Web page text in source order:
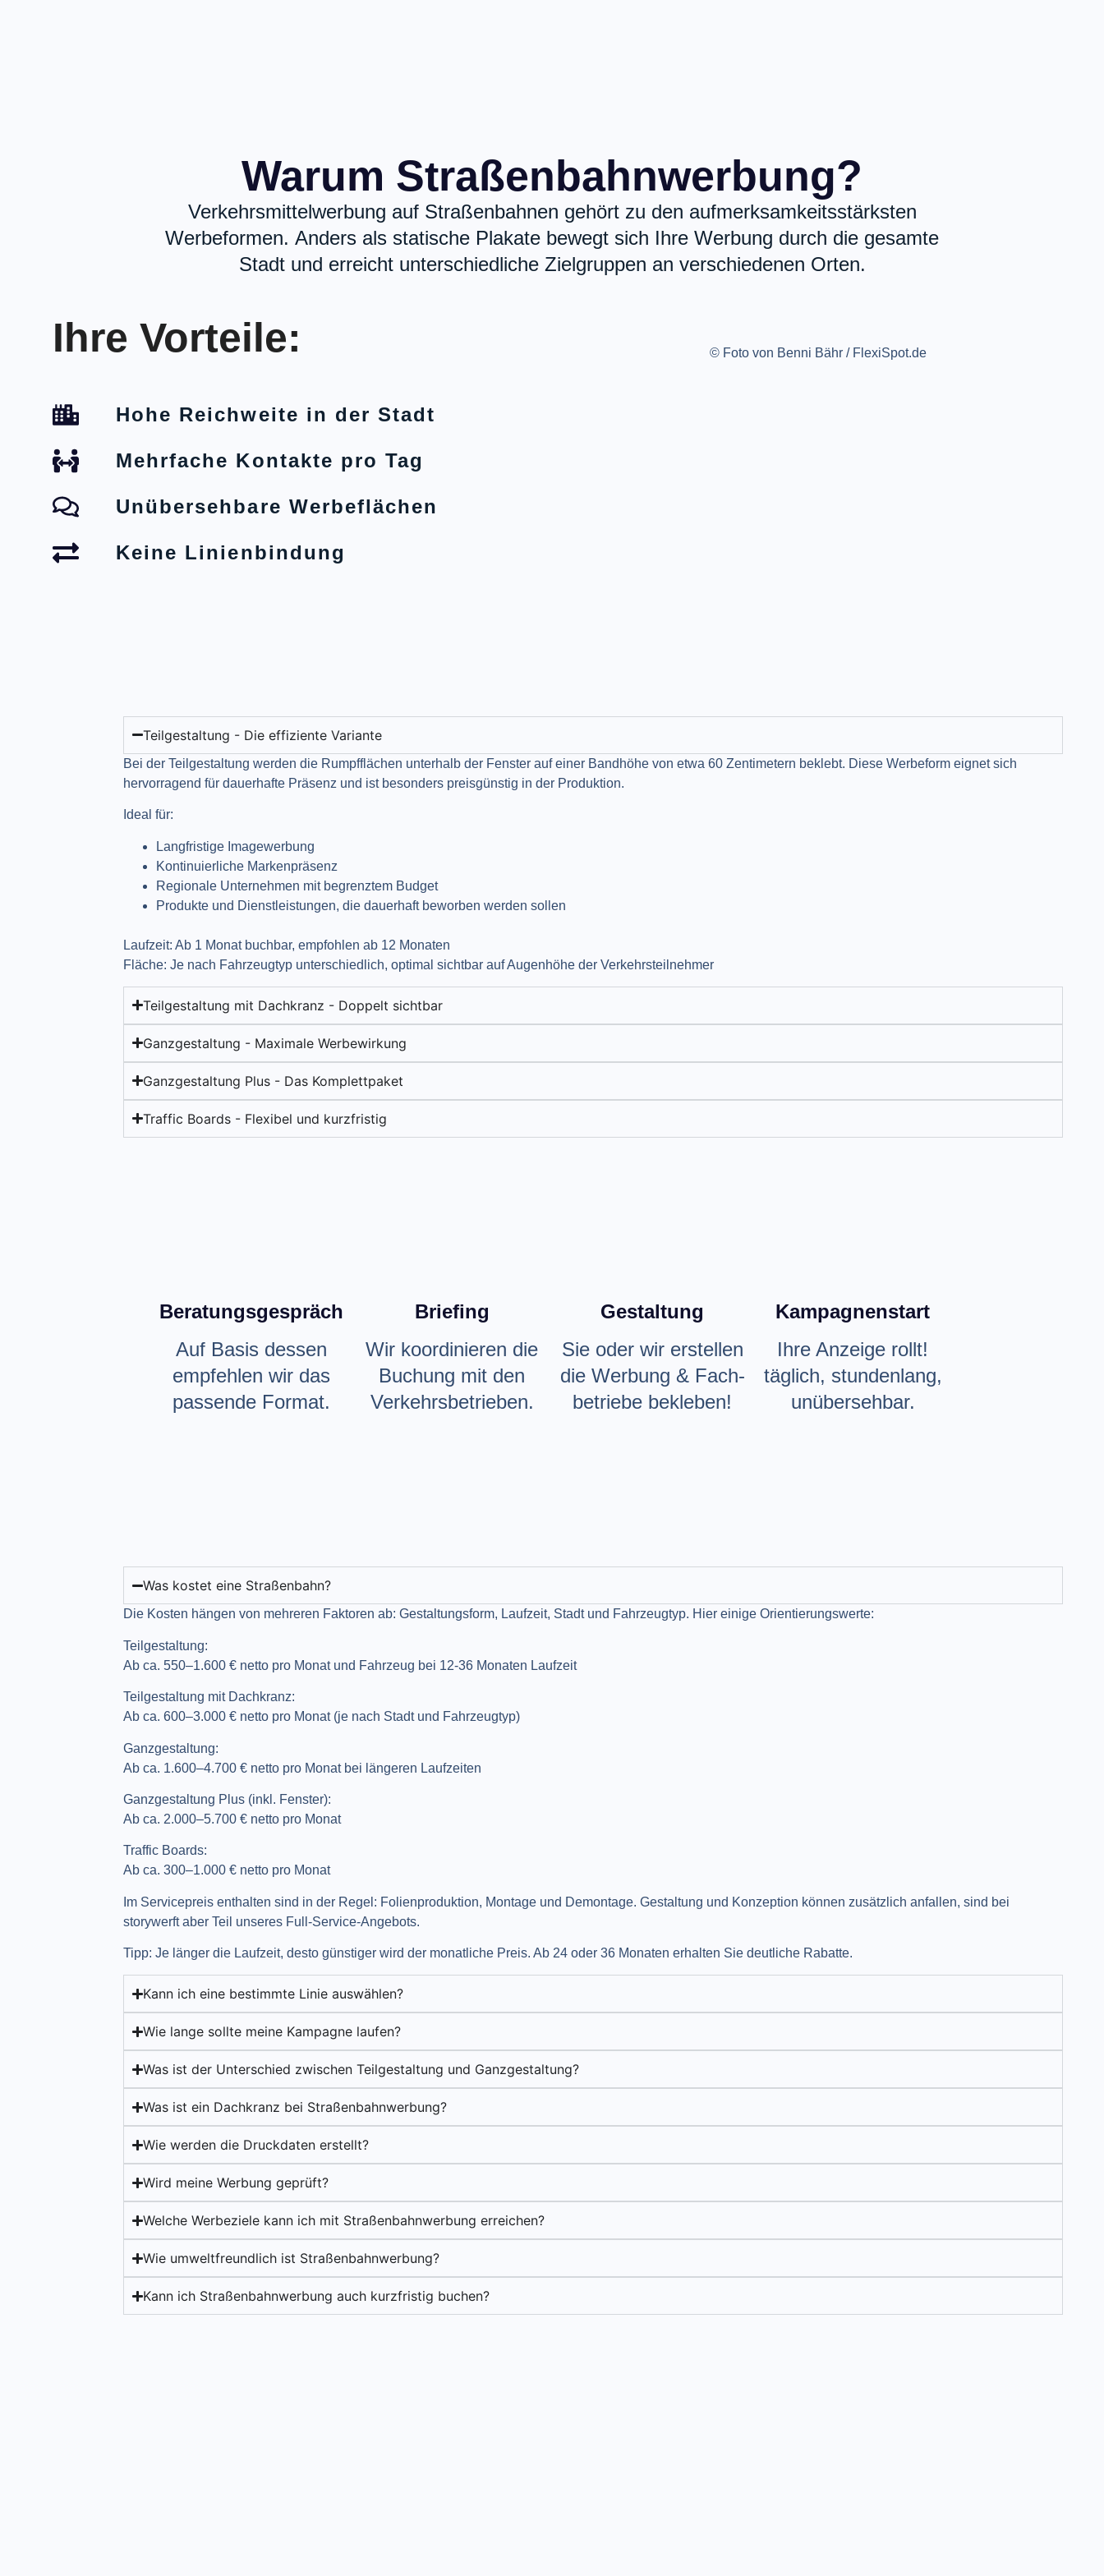
Warum Straßenbahnwerbung?
Verkehrsmittelwerbung auf Straßenbahnen gehört zu den aufmerksamkeitsstärksten
Werbeformen. Anders als statische Plakate bewegt sich Ihre Werbung durch die gesamte
Stadt und erreicht unterschiedliche Zielgruppen an verschiedenen Orten.
Ihre Vorteile:
Hohe Reichweite in der Stadt
Mehrfache Kontakte pro Tag
Unübersehbare Werbeflächen
Keine Linienbindung
© Foto von Benni Bähr / FlexiSpot.de
Teilgestaltung - Die effiziente Variante
Bei der Teilgestaltung werden die Rumpfflächen unterhalb der Fenster auf einer Bandhöhe von etwa 60 Zentimetern beklebt. Diese Werbeform eignet sich
hervorragend für dauerhafte Präsenz und ist besonders preisgünstig in der Produktion.​
Ideal für:
Langfristige Imagewerbung
Kontinuierliche Markenpräsenz
Regionale Unternehmen mit begrenztem Budget
Produkte und Dienstleistungen, die dauerhaft beworben werden sollen
Laufzeit: Ab 1 Monat buchbar, empfohlen ab 12 Monaten
Fläche: Je nach Fahrzeugtyp unterschiedlich, optimal sichtbar auf Augenhöhe der Verkehrsteilnehmer
Teilgestaltung mit Dachkranz - Doppelt sichtbar
Ganzgestaltung - Maximale Werbewirkung
Ganzgestaltung Plus - Das Komplettpaket
Traffic Boards - Flexibel und kurzfristig
Beratungsgespräch
Auf Basis dessen
empfehlen wir das
passende Format.
Briefing
Wir koordinieren die
Buchung mit den
Verkehrsbetrieben.
Gestaltung
Sie oder wir erstellen
die Werbung & Fach-
betriebe bekleben!
Kampagnenstart
Ihre Anzeige rollt!
täglich, stundenlang,
unübersehbar.
Was kostet eine Straßenbahn?
Die Kosten hängen von mehreren Faktoren ab: Gestaltungsform, Laufzeit, Stadt und Fahrzeugtyp. Hier einige Orientierungswerte:
Teilgestaltung:
Ab ca. 550–1.600 € netto pro Monat und Fahrzeug bei 12-36 Monaten Laufzeit​
Teilgestaltung mit Dachkranz:
Ab ca. 600–3.000 € netto pro Monat (je nach Stadt und Fahrzeugtyp)​
Ganzgestaltung:
Ab ca. 1.600–4.700 € netto pro Monat bei längeren Laufzeiten​
Ganzgestaltung Plus (inkl. Fenster):
Ab ca. 2.000–5.700 € netto pro Monat​
Traffic Boards:
Ab ca. 300–1.000 € netto pro Monat​
Im Servicepreis enthalten sind in der Regel: Folienproduktion, Montage und Demontage. Gestaltung und Konzeption können zusätzlich anfallen, sind bei
storywerft aber Teil unseres Full-Service-Angebots.​
Tipp: Je länger die Laufzeit, desto günstiger wird der monatliche Preis. Ab 24 oder 36 Monaten erhalten Sie deutliche Rabatte.​
Kann ich eine bestimmte Linie auswählen?
Wie lange sollte meine Kampagne laufen?
Was ist der Unterschied zwischen Teilgestaltung und Ganzgestaltung?
Was ist ein Dachkranz bei Straßenbahnwerbung?
Wie werden die Druckdaten erstellt?
Wird meine Werbung geprüft?
Welche Werbeziele kann ich mit Straßenbahnwerbung erreichen?
Wie umweltfreundlich ist Straßenbahnwerbung?
Kann ich Straßenbahnwerbung auch kurzfristig buchen?